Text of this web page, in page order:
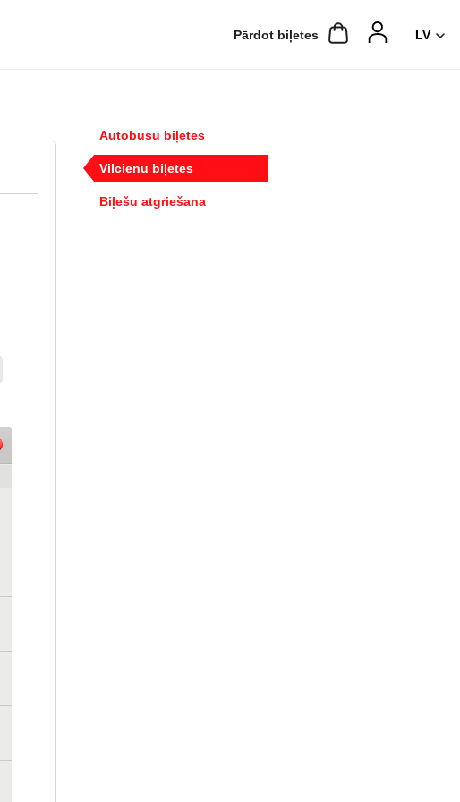
Pārdot biļetes
Autobusu biļetes
Vilcienu biļetes
Biļešu atgriešana